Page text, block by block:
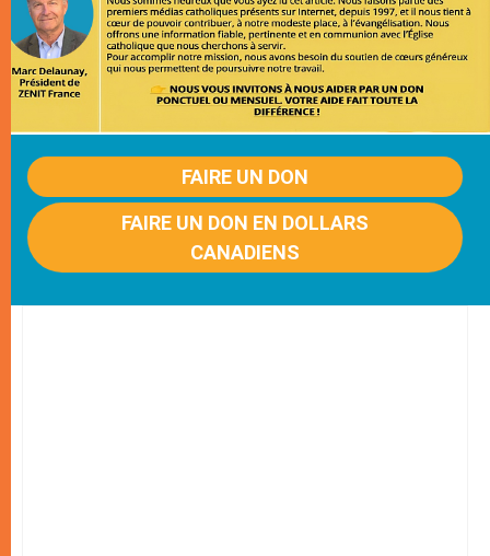
FAIRE UN DON
FAIRE UN DON EN DOLLARS
CANADIENS